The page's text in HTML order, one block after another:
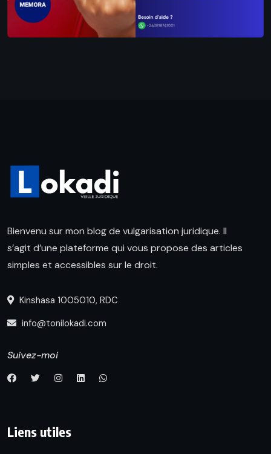
Bienvenu sur mon blog de vulgarisation juridique. Il
s’agit d’une plateforme qui vous propose des articles
simples et accessibles sur le droit.
Kinshasa 1005010, RDC
info@tonilokadi.com
Suivez-moi
Liens utiles